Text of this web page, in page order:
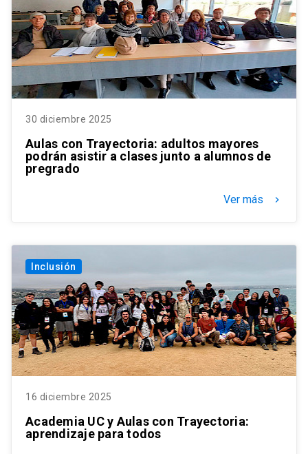
30 diciembre 2025
Aulas con Trayectoria: adultos mayores
podrán asistir a clases junto a alumnos de
pregrado
Ver más keyboard_arrow_right
Inclusión
16 diciembre 2025
Academia UC y Aulas con Trayectoria:
aprendizaje para todos